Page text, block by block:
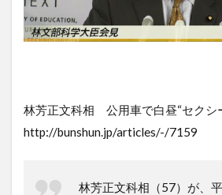
林芳正文科相 公用車で白昼“セクシ
http://bunshun.jp/articles/-/7159
林芳正文科相（57）が、